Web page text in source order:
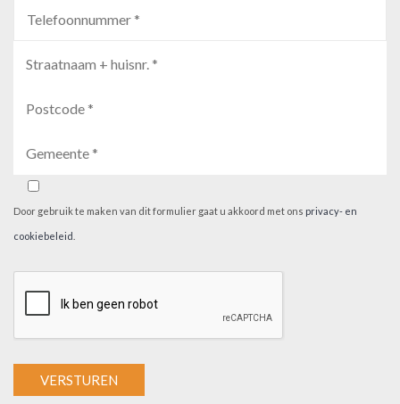
Door gebruik te maken van dit formulier gaat u akkoord met ons privacy- en
cookiebeleid